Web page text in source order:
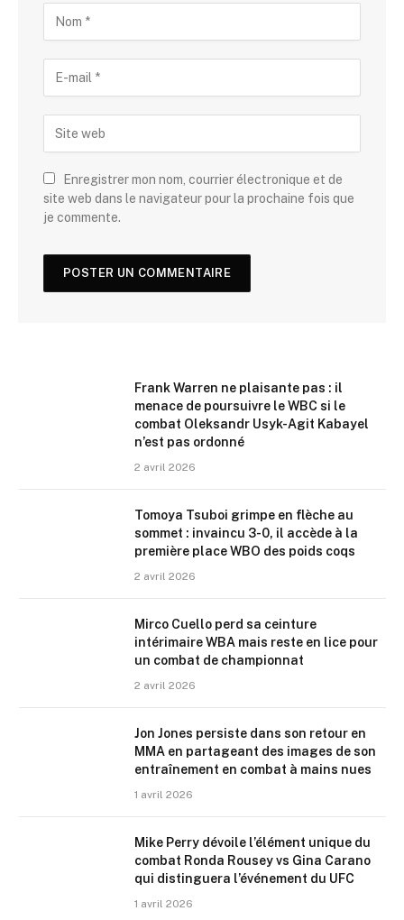
Enregistrer mon nom, courrier électronique et de
site web dans le navigateur pour la prochaine fois que
je commente.
Frank Warren ne plaisante pas : il
menace de poursuivre le WBC si le
combat Oleksandr Usyk-Agit Kabayel
n’est pas ordonné
2 avril 2026
Tomoya Tsuboi grimpe en flèche au
sommet : invaincu 3-0, il accède à la
première place WBO des poids coqs
2 avril 2026
Mirco Cuello perd sa ceinture
intérimaire WBA mais reste en lice pour
un combat de championnat
2 avril 2026
Jon Jones persiste dans son retour en
MMA en partageant des images de son
entraînement en combat à mains nues
1 avril 2026
Mike Perry dévoile l’élément unique du
combat Ronda Rousey vs Gina Carano
qui distinguera l’événement du UFC
1 avril 2026